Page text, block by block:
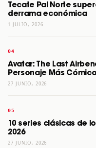
Tecate Pal Norte
derrama económica
1 JULIO, 2026
Avatar: The Last
Personaje Más Cómico
27 JUNIO, 2026
10 series clásicas de
2026
27 JUNIO, 2026